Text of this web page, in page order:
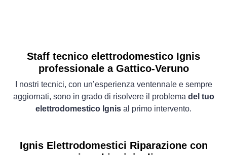
Staff tecnico elettrodomestico Ignis
professionale a Gattico-Veruno
I nostri tecnici, con un’esperienza ventennale e sempre
aggiornati, sono in grado di risolvere il problema del tuo
elettrodomestico Ignis al primo intervento.
Ignis Elettrodomestici Riparazione con